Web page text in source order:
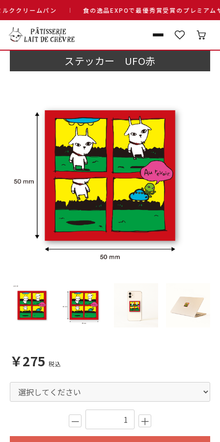
クリームパン 食の逸品EXPOで最優秀賞受賞のプレミアムヤ
ステッカー UFO赤
￥275 税込
－ ＋